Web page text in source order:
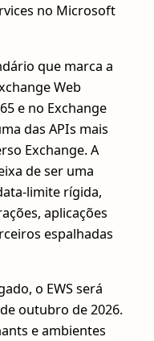
no Microsoft
que marca a
Web
e no Exchange
das APIs mais
Exchange. A
de ser uma
limite rígida,
aplicações
espalhadas
o EWS será
outubro de 2026.
e ambientes